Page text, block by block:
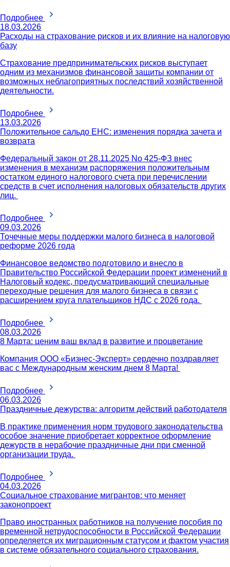
Подробнее
18.03.2026
Расходы на страхование рисков и их влияние на налоговую
базу
Страхование предпринимательских рисков выступает
одним из механизмов финансовой защиты компании от
возможных неблагоприятных последствий хозяйственной
деятельности.
Подробнее
13.03.2026
Положительное сальдо ЕНС: изменения порядка зачета и
возврата
Федеральный закон от 28.11.2025 No 425-ФЗ внес
изменения в механизм распоряжения положительным
остатком единого налогового счета при перечислении
средств в счет исполнения налоговых обязательств других
лиц.
Подробнее
09.03.2026
Точечные меры поддержки малого бизнеса в налоговой
реформе 2026 года
Финансовое ведомство подготовило и внесло в
Правительство Российской Федерации проект изменений в
Налоговый кодекс, предусматривающий специальные
переходные решения для малого бизнеса в связи с
расширением круга плательщиков НДС с 2026 года.
Подробнее
08.03.2026
8 Марта: ценим ваш вклад в развитие и процветание
Компания ООО «Бизнес-Эксперт» сердечно поздравляет
вас с Международным женским днем 8 Марта!
Подробнее
06.03.2026
Праздничные дежурства: алгоритм действий работодателя
В практике применения норм трудового законодательства
особое значение приобретает корректное оформление
дежурств в нерабочие праздничные дни при сменной
организации труда.
Подробнее
04.03.2026
Социальное страхование мигрантов: что меняет
законопроект
Право иностранных работников на получение пособия по
временной нетрудоспособности в Российской Федерации
определяется их миграционным статусом и фактом участия
в системе обязательного социального страхования.